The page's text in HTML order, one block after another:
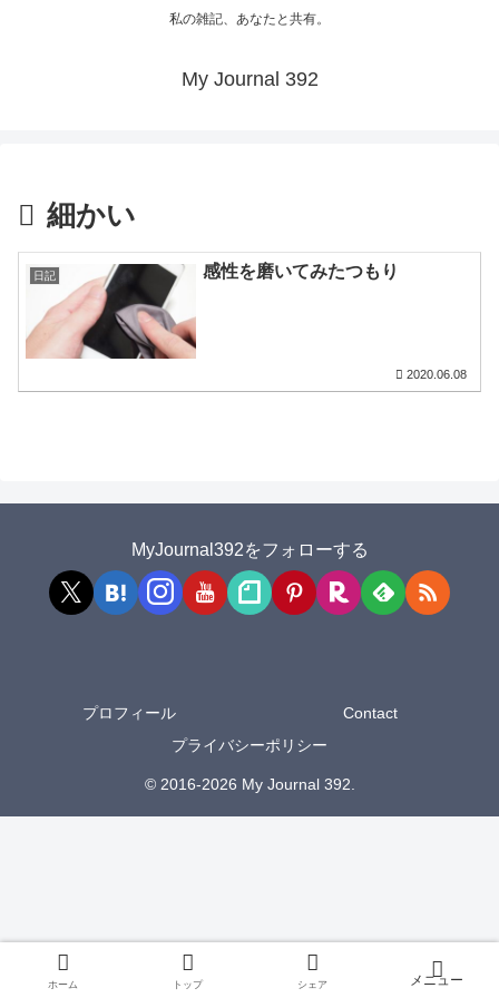
私の雑記、あなたと共有。
My Journal 392
細かい
日記 感性を磨いてみたつもり
2020.06.08
MyJournal392をフォローする
プロフィール
Contact
プライバシーポリシー
© 2016-2026 My Journal 392.
ホーム トップ シェア